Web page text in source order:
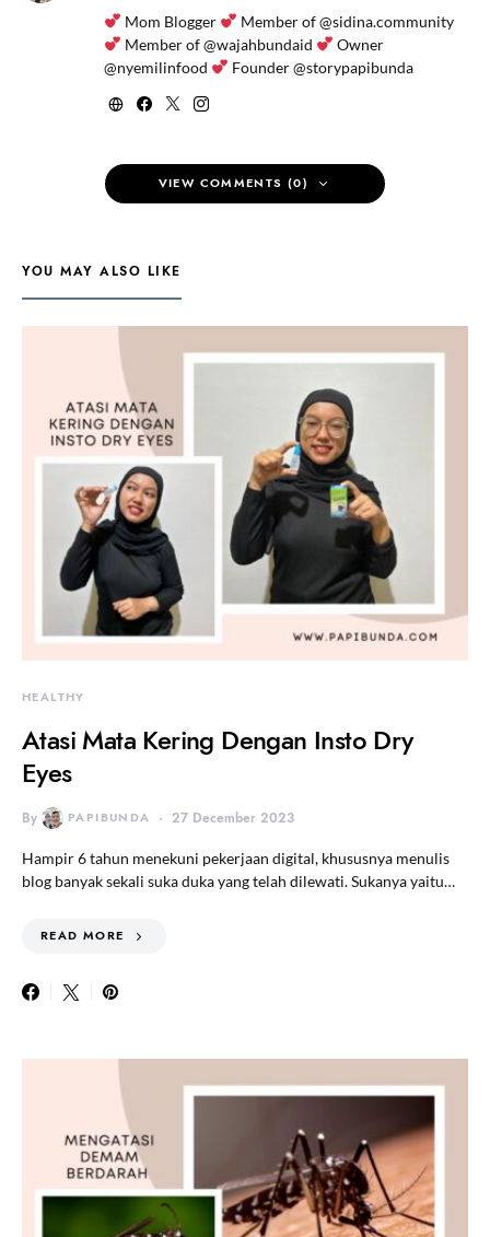
Mom Blogger
Member of @sidina.community
Member of @wajahbundaid
Owner
@nyemilinfood
Founder @storypapibunda
VIEW COMMENTS (0)
YOU MAY ALSO LIKE
HEALTHY
Atasi Mata Kering Dengan Insto Dry
Eyes
By PAPIBUNDA 27 December 2023
Hampir 6 tahun menekuni pekerjaan digital, khususnya menulis
blog banyak sekali suka duka yang telah dilewati. Sukanya yaitu…
READ MORE